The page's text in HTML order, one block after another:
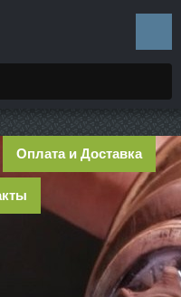
Оплата и Доставка